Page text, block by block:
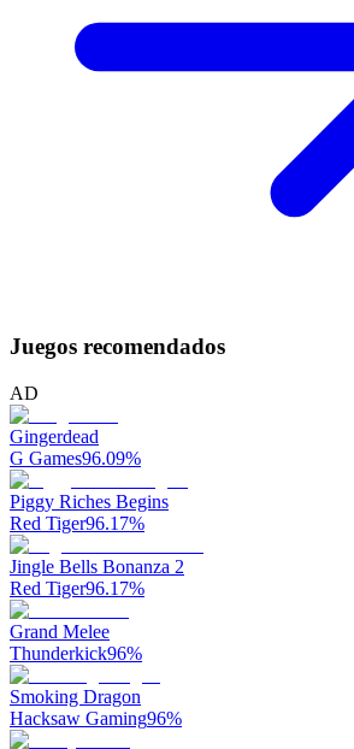
Juegos recomendados
AD
Gingerdead
G Games96.09%
Piggy Riches Begins
Red Tiger96.17%
Jingle Bells Bonanza 2
Red Tiger96.17%
Grand Melee
Thunderkick96%
Smoking Dragon
Hacksaw Gaming96%